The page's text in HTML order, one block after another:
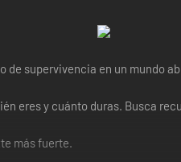
de supervivencia en un mundo
eres y cuánto duras. Busca
más fuerte.